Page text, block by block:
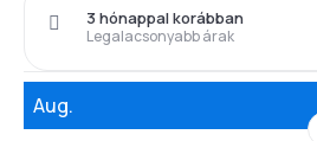
Legalacsonyabb árak
3 hónappal korábban
Aug.